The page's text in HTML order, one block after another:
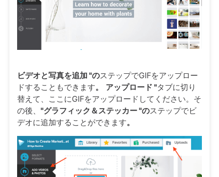
ビデオと写真を追加 "のステップでGIFをアップロー
ドすることもできます。 アップロード "タブに切り
替えて、ここにGIFをアップロードしてください。そ
の後、 "グラフィック＆ステッカー "のステップでビ
デオに追加することができます。